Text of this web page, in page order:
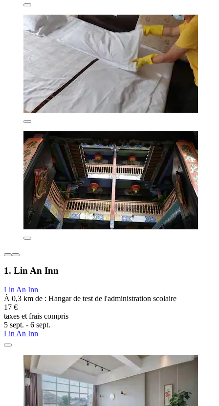
1. Lin An Inn
Lin An Inn
À 0,3 km de : Hangar de test de l'administration scolaire
17 €
taxes et frais compris
5 sept. - 6 sept.
Lin An Inn